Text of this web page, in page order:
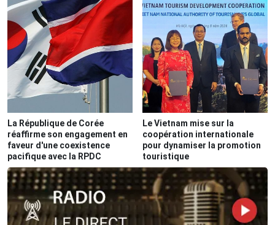
La République de Corée
réaffirme son engagement en
faveur d'une coexistence
pacifique avec la RPDC
Le Vietnam mise sur la
coopération internationale
pour dynamiser la promotion
touristique